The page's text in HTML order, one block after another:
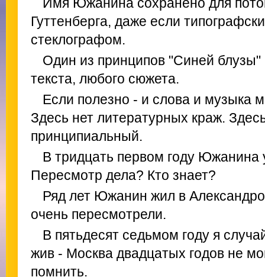
Гуттенберга, даже если
стеклографом.
Один из принципов "Синей блузы"
текста, любого сюжета.
Если полезно - и слова и музыка
Здесь нет литературных краж.
принципиальный.
В тридцать первом году Южанина
Пересмотр дела? Кто знает?
Ряд лет Южанин жил в
очень пересмотрели.
В пятьдесят седьмом году я
жив - Москва двадцатых годов не
помнить.